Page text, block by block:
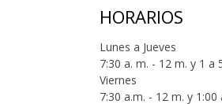
HORARIOS
Lunes a Jueves
7:30 a. m. - 12 m. y 1 a
Viernes
7:30 a.m. - 12 m. y 1:00